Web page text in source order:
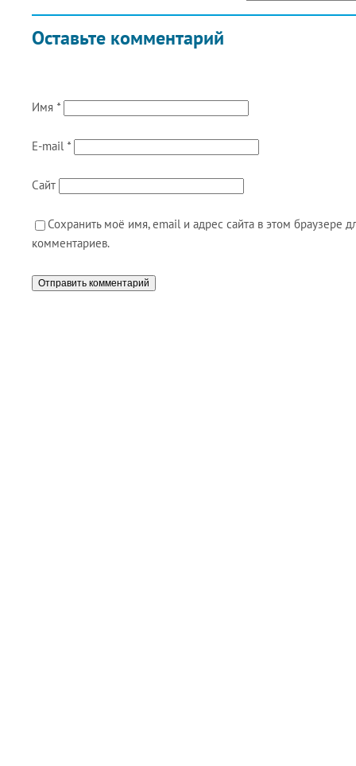
Оставьте комментарий
Имя *
E-mail *
Сайт
Сохранить моё имя, email и адрес сайта в этом браузере
комментариев.